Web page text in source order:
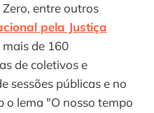
entre outros
pela Justiça
de 160
de coletivos e
sessões públicas e no
o lema "O nosso tempo